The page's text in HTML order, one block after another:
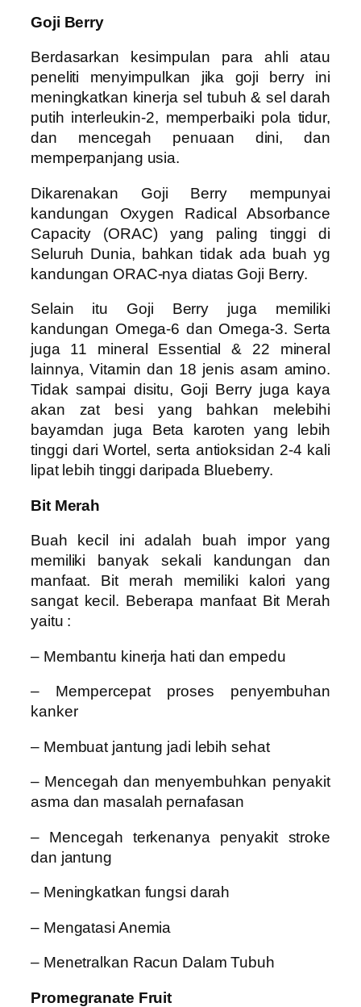
Goji Berry
Berdasarkan kesimpulan para ahli atau
peneliti menyimpulkan jika goji berry ini
meningkatkan kinerja sel tubuh & sel darah
putih interleukin-2, memperbaiki pola tidur,
dan mencegah penuaan dini, dan
memperpanjang usia.
Dikarenakan Goji Berry mempunyai
kandungan Oxygen Radical Absorbance
Capacity (ORAC) yang paling tinggi di
Seluruh Dunia, bahkan tidak ada buah yg
kandungan ORAC-nya diatas Goji Berry.
Selain itu Goji Berry juga memiliki
kandungan Omega-6 dan Omega-3. Serta
juga 11 mineral Essential & 22 mineral
lainnya, Vitamin dan 18 jenis asam amino.
Tidak sampai disitu, Goji Berry juga kaya
akan zat besi yang bahkan melebihi
bayamdan juga Beta karoten yang lebih
tinggi dari Wortel, serta antioksidan 2-4 kali
lipat lebih tinggi daripada Blueberry.
Bit Merah
Buah kecil ini adalah buah impor yang
memiliki banyak sekali kandungan dan
manfaat. Bit merah memiliki kalori yang
sangat kecil. Beberapa manfaat Bit Merah
yaitu :
– Membantu kinerja hati dan empedu
– Mempercepat proses penyembuhan
kanker
– Membuat jantung jadi lebih sehat
– Mencegah dan menyembuhkan penyakit
asma dan masalah pernafasan
– Mencegah terkenanya penyakit stroke
dan jantung
– Meningkatkan fungsi darah
– Mengatasi Anemia
– Menetralkan Racun Dalam Tubuh
Promegranate Fruit